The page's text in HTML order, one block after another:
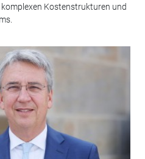
Kostenstrukturen und